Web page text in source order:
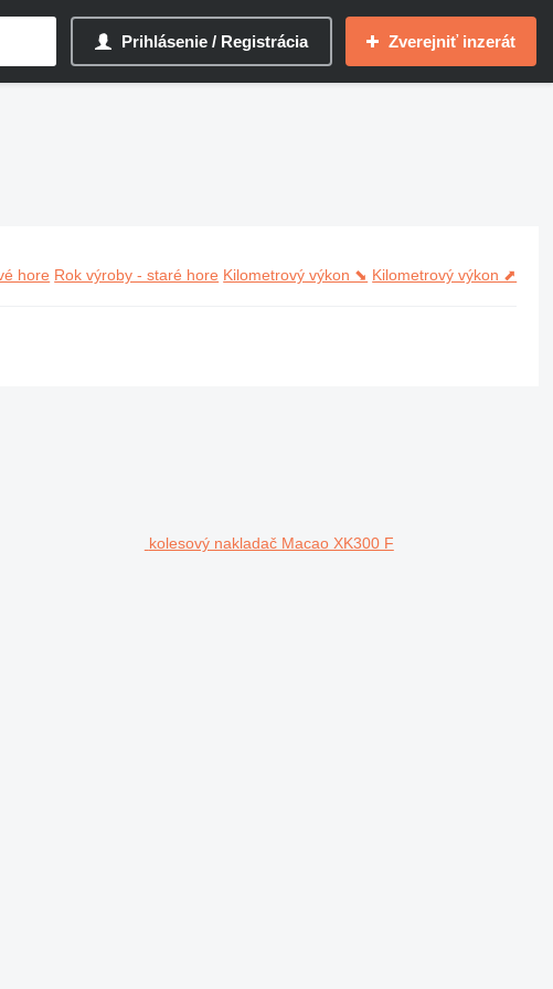
Prihlásenie / Registrácia Zverejniť inzerát
hore Rok výroby - staré hore Kilometrový výkon ⬊ Kilometrový výkon ⬈
kolesový nakladač Macao XK300 F